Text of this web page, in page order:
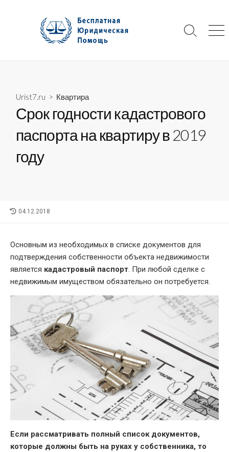
Search
Urist7.ru > Квартира
Срок годности кадастрового
паспорта на квартиру в 2019
году
LAST
04.12.2018
Основным из необходимых в списке документов для
подтверждения собственности объекта недвижимости
является кадастровый паспорт . При любой сделке с
недвижимым имуществом обязательно он потребуется.
Если рассматривать полный список документов,
которые должны быть на руках у собственника, то